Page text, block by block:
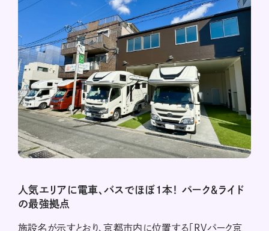
人気エリアに電車、バスでほぼ1本！ パーク＆ライド
の最強拠点
施設名が示すとおり、京都市内に位置する「RVパーク京